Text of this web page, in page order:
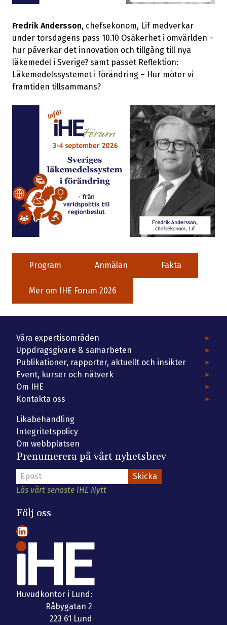
Fredrik Andersson, chefsekonom, Lif medverkar
under torsdagens pass 10.10 Osäkerhet i omvärlden –
hur påverkar det innovation och tillgång till nya
läkemedel i Sverige? samt passet Reflektion:
Läkemedelssystemet i förändring – Hur möter vi
framtiden tillsammans?
Program Anmälan Fakta
Mer om IHE Forum 2026
Våra expertisområden
Uppdragsgivare & samarbeten
Publikationer, rapporter, aktuellt och insikter
Event, kurser och nätverk
Om IHE
Kontakta oss
Likabehandling
Integritetspolicy
Om webbplatsen
Prenumerera på vårt nyhetsbrev
Läs vårt senaste IHE Nytt
Följ oss
LinkedIn
Huvudkontor i Lund:
Råbygatan 2
223 61 Lund